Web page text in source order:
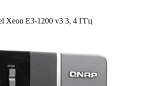
Xeon E3-1200 v3 3, 4 ГГц